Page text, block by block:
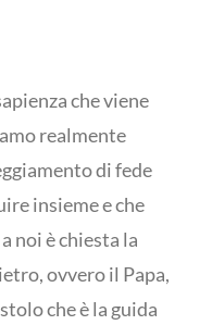
che viene
realmente
di fede
insieme e che
noi è chiesta la
ovvero il Papa,
che è la guida